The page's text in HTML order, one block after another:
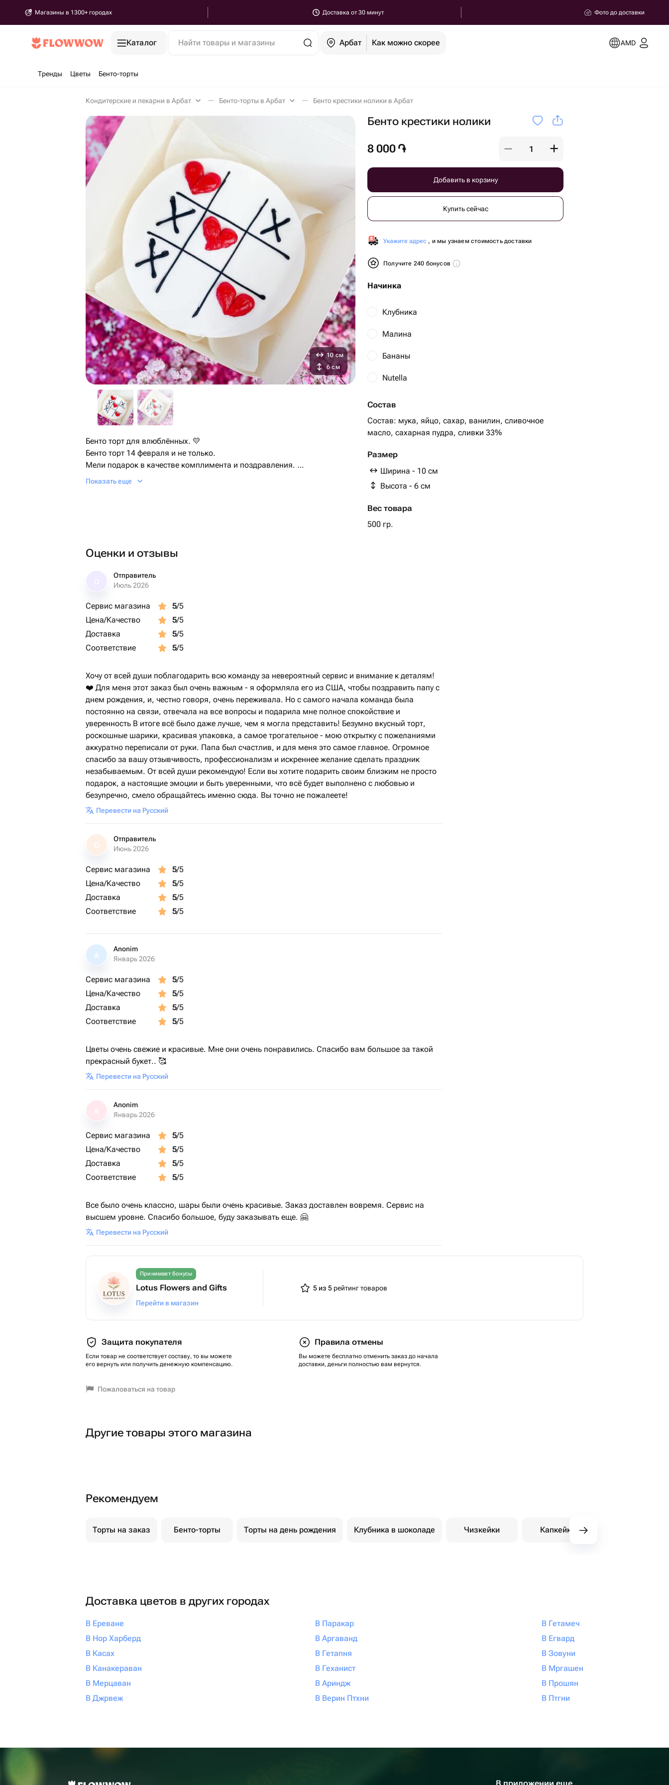
Магазины в 1300+ городах Доставка от 30 минут Фото до доставки
Каталог Найти товары и магазины Арбат Как можно скорее AMD
Тренды Цветы Бенто-торты
Кондитерские и пекарни в Арбат Бенто-торты в Арбат Бенто крестики нолики в Арбат
Бенто крестики нолики
8 000 ֏
Добавить в корзину
Купить сейчас
Укажите адрес , и мы узнаем стоимость доставки
Получите 240 бонусов
Начинка
Клубника
Малина
Бананы
Nutella
Состав
Состав: мука, яйцо, сахар, ванилин, сливочное
масло, сахарная пудра, сливки 33%￼
Размер
Ширина - 10 см
Высота - 6 см
Вес товара
500 гр.
10 см
6 см
Бенто торт для влюблённых. 💛￼
Бенто торт 14 февраля и не только.
Мели подарок в качестве комплимента и поздравления.
Показать еще
Оценки и отзывы
Отправитель
Июль 2026
Сервис магазина 5/5
Цена/Качество
5/5
Доставка
5/5
Соответствие
5/5
Хочу от всей души поблагодарить всю команду за невероятный сервис и внимание к деталям!
❤️ Для меня этот заказ был очень важным - я оформляла его из США, чтобы поздравить папу с
днем рождения, и, честно говоря, очень переживала. Но с самого начала команда была
постоянно на связи, отвечала на все вопросы и подарила мне полное спокойствие и
уверенность В итоге всё было даже лучше, чем я могла представить! Безумно вкусный торт,
роскошные шарики, красивая упаковка, а самое трогательное - мою открытку с пожеланиями
аккуратно переписали от руки. Папа был счастлив, и для меня это самое главное. Огромное
спасибо за вашу отзывчивость, профессионализм и искреннее желание сделать праздник
незабываемым. От всей души рекомендую! Если вы хотите подарить своим близким не просто
подарок, а настоящие эмоции и быть уверенными, что всё будет выполнено с любовью и
безупречно, смело обращайтесь именно сюда. Вы точно не пожалеете!
Перевести на Русский
О
Отправитель
Июнь 2026
Сервис магазина 5/5
Цена/Качество
5/5
Доставка
5/5
Соответствие
5/5
A
Anonim
Январь 2026
Сервис магазина 5/5
Цена/Качество
5/5
Доставка
5/5
Соответствие
5/5
Цветы очень свежие и красивые. Мне они очень понравились. Спасибо вам большое за такой
прекрасный букет.. 🥰
Перевести на Русский
Anonim
Январь 2026
Сервис магазина 5/5
Цена/Качество
5/5
Доставка
5/5
Соответствие
5/5
Все было очень классно, шары были очень красивые. Заказ доставлен вовремя. Сервис на
высшем уровне. Спасибо большое, буду заказывать еще. 🤗
Перевести на Русский
Принимает бонусы
Lotus Flowers and Gifts
Перейти в магазин
5 из 5 рейтинг товаров
Защита покупателя
Если товар не соответствует составу, то вы можете
его вернуть или получить денежную компенсацию.
Правила отмены
Вы можете бесплатно отменить заказ до начала
доставки, деньги полностью вам вернутся.
Пожаловаться на товар
Другие товары этого магазина
Рекомендуем
Торты на заказ Бенто-торты Торты на день рождения Клубника в шоколаде Чизкейки Капкейки
Доставка цветов в других городах
В Ереване
В Нор Харберд
В Касах
В Канакераван
В Мерцаван
В Джрвеж
В Паракар
В Аргаванд
В Гетапня
В Геханист
В Ариндж
В Верин Птхни
В Гетамеч
В Егвард
В Зовуни
В Мргашен
В Прошян
В Птгни